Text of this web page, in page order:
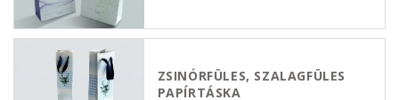
ZSINÓRFÜLES, SZALAGFÜLES
PAPÍRTÁSKA